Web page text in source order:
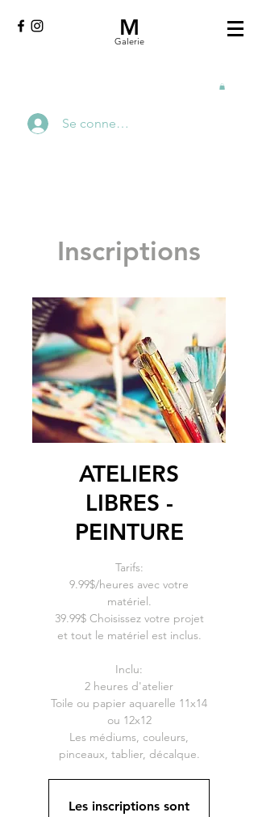
M
Galerie
Se connecter
Inscriptions
ATELIERS
LIBRES -
PEINTURE
Tarifs:
9.99$/heures avec votre
matériel.
39.99$ Choisissez votre projet
et tout le matériel est inclus.
Inclu:
2 heures d'atelier
Toile ou papier aquarelle 11x14
ou 12x12
Les médiums, couleurs,
Les inscriptions sont